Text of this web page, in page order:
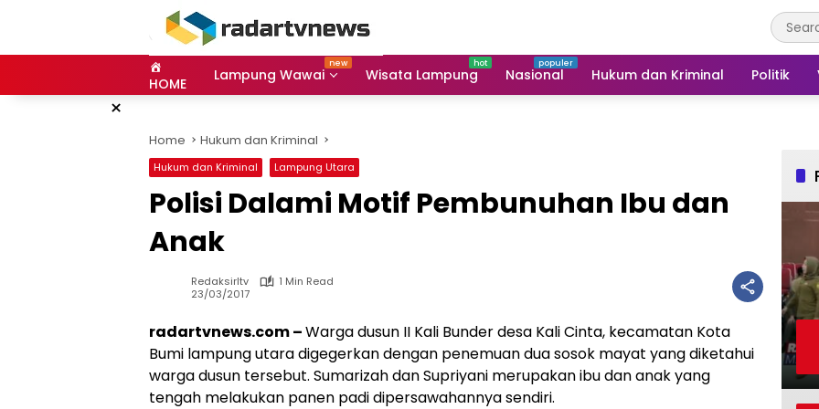
HOME Lampung Wawai Wisata Lampung Nasional Hukum dan Kriminal Politik
×
Home Hukum dan Kriminal
Hukum dan Kriminal Lampung Utara
Polisi Dalami Motif Pembunuhan Ibu dan
Anak
Redaksirltv
1 Min Read
23/03/2017
radartvnews.com –Warga dusun II Kali Bunder desa Kali Cinta, kecamatan Kota
Bumi lampung utara digegerkan dengan penemuan dua sosok mayat yang diketahui
warga dusun tersebut. Sumarizah dan Supriyani merupakan ibu dan anak yang
tengah melakukan panen padi dipersawahannya sendiri.